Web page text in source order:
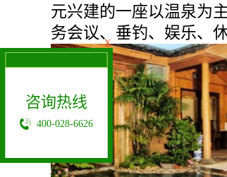
元兴建的一座以温泉为
务会议、垂钓、娱乐、
X
咨询热线
400-028-6626